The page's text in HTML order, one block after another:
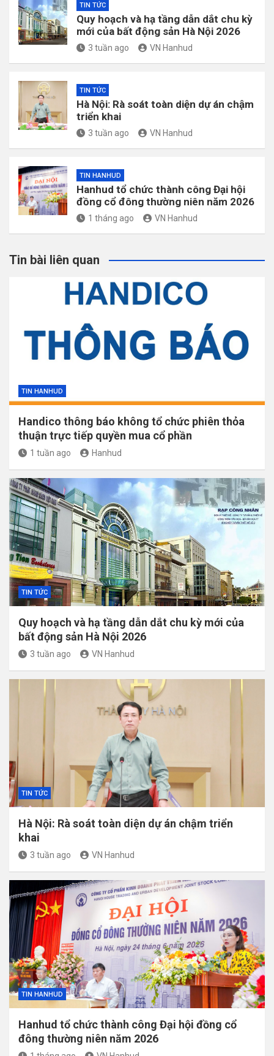
TIN TỨC
Quy hoạch và hạ tầng dẫn dắt chu kỳ
mới của bất động sản Hà Nội 2026
3 tuần ago VN Hanhud
TIN TỨC
Hà Nội: Rà soát toàn diện dự án chậm
triển khai
3 tuần ago VN Hanhud
TIN HANHUD
Hanhud tổ chức thành công Đại hội
đồng cổ đông thường niên năm 2026
1 tháng ago VN Hanhud
Tin bài liên quan
TIN HANHUD
Handico thông báo không tổ chức phiên thỏa
thuận trực tiếp quyền mua cổ phần
1 tuần ago Hanhud
TIN TỨC
Quy hoạch và hạ tầng dẫn dắt chu kỳ mới của
bất động sản Hà Nội 2026
3 tuần ago VN Hanhud
TIN TỨC
Hà Nội: Rà soát toàn diện dự án chậm triển
khai
3 tuần ago VN Hanhud
TIN HANHUD
Hanhud tổ chức thành công Đại hội đồng cổ
đông thường niên năm 2026